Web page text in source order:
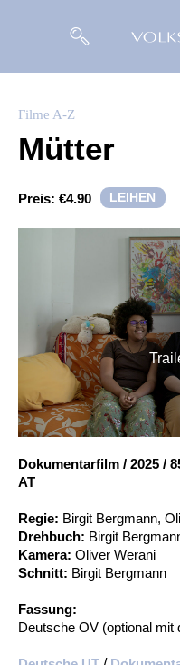
Magazin
So
&
Account
Filme A-Z
Mütter
Preis: €4.90 LEIHEN
Dokumentarfilm / 2025 /
AT
Regie: Birgit Bergmann,
Drehbuch: Birgit
Kamera: Oliver Werani
Schnitt: Birgit Bergmann
Fassung:
Deutsche OV (optional mit